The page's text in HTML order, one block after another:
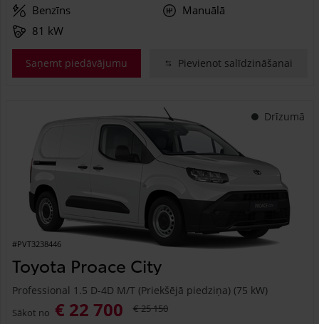
Benzīns
Manuālā
81 kW
Saņemt piedāvājumu Pievienot salīdzināšanai
Drīzumā
#PVT3238446
Toyota Proace City
Professional 1.5 D-4D M/T (Priekšējā piedziņa) (75 kW)
Sākot no € 22 700 € 25 150